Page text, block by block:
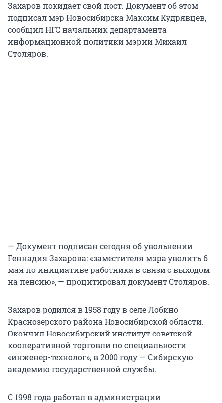
Захаров покидает свой пост. Документ об этом
подписал мэр Новосибирска Максим Кудрявцев,
сообщил НГС начальник департамента
информационной политики мэрии Михаил
Столяров.
— Документ подписан сегодня об увольнении
Геннадия Захарова: «заместителя мэра уволить 6
мая по инициативе работника в связи с выходом
на пенсию», — процитировал документ Столяров.
Захаров родился в 1958 году в селе Лобино
Краснозерского района Новосибирской области.
Окончил Новосибирский институт советской
кооперативной торговли по специальности
«инженер-технолог», в 2000 году — Сибирскую
академию государственной службы.
С 1998 года работал в администрации